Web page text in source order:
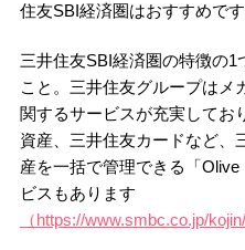
住友SBI経済圏はおすすめです
三井住友SBI経済圏の特徴の1
こと。三井住友グループはメ
関するサービスが充実してお
資産、三井住友カードなど、
産を一括で管理できる「
ビスもあります
（https://www.smbc.co.jp/